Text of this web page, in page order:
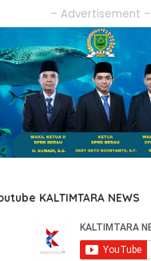
– Advertisement –
KALTIMTARA NEWS